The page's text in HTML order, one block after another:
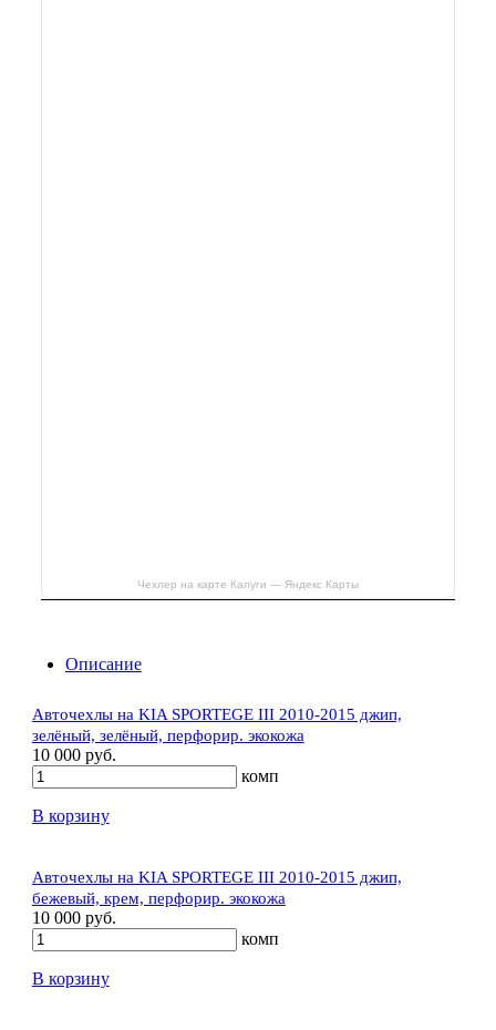
Чехлер на карте Калуги — Яндекс Карты
Описание
Авточехлы на KIA SPORTEGE III 2010-2015 джип,
зелёный, зелёный, перфорир. экокожа
10 000 руб.
комп
В корзину
Авточехлы на KIA SPORTEGE III 2010-2015 джип,
бежевый, крем, перфорир. экокожа
10 000 руб.
комп
В корзину